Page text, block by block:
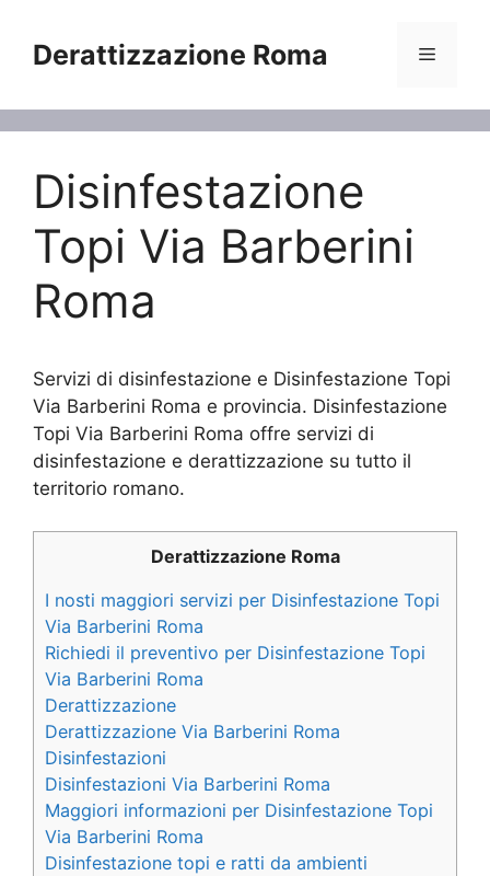
contenuto
Derattizzazione Roma Menu
Disinfestazione
Topi Via Barberini
Roma
Servizi di disinfestazione e Disinfestazione Topi
Via Barberini Roma e provincia. Disinfestazione
Topi Via Barberini Roma offre servizi di
disinfestazione e derattizzazione su tutto il
territorio romano.
Derattizzazione Roma
I nosti maggiori servizi per Disinfestazione Topi
Via Barberini Roma
Richiedi il preventivo per Disinfestazione Topi
Via Barberini Roma
Derattizzazione
Derattizzazione Via Barberini Roma
Disinfestazioni
Disinfestazioni Via Barberini Roma
Maggiori informazioni per Disinfestazione Topi
Via Barberini Roma
Disinfestazione topi e ratti da ambienti